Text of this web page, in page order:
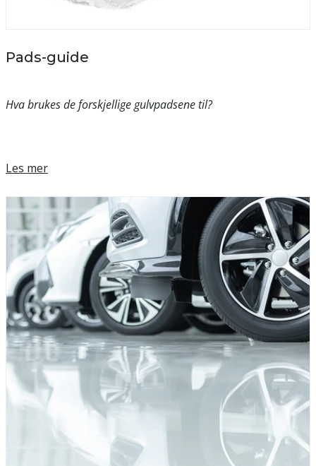
Pads-guide
Hva brukes de forskjellige gulvpadsene til?
Les mer